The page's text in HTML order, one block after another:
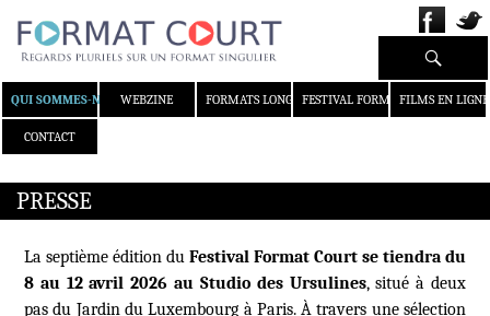
QUI SOMMES-NOUS ?WEBZINE FORMATS LONGS FESTIVAL FORMAT COURT
FILMS EN LIGNE
CONTACT
Recherche
PRESSE
La septième édition du Festival Format Court se tiendra du
8 au 12 avril 2026 au Studio des Ursulines, situé à deux
pas du Jardin du Luxembourg à Paris. À travers une sélection